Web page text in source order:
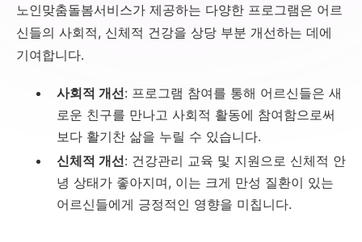
노인맞춤돌봄서비스가 제공하는 다양한 프로그램은 어르
신들의 사회적, 신체적 건강을 상당 부분 개선하는 데에
기여합니다.
사회적 개선: 프로그램 참여를 통해 어르신들은 새
로운 친구를 만나고 사회적 활동에 참여함으로써
보다 활기찬 삶을 누릴 수 있습니다.
신체적 개선: 건강관리 교육 및 지원으로 신체적 안
녕 상태가 좋아지며, 이는 크게 만성 질환이 있는
어르신들에게 긍정적인 영향을 미칩니다.